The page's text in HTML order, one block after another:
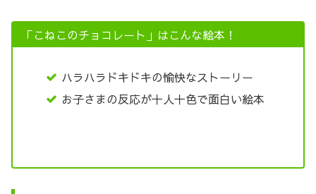
「こねこのチョコレート」はこんな絵本！
ハラハラドキドキの愉快なストーリー
お子さまの反応が十人十色で面白い絵本